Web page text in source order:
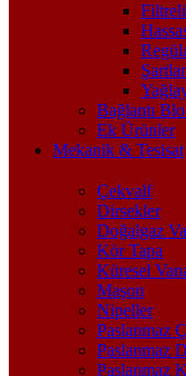
Bağlantı
Ek Ürünler
Mekanik & Tesisat
Çekvalf
Dirsekler
Doğalgaz
Kör Tapa
Küresel
Maşon
Nipeller
Paslanmaz
Paslanmaz
Paslanmaz